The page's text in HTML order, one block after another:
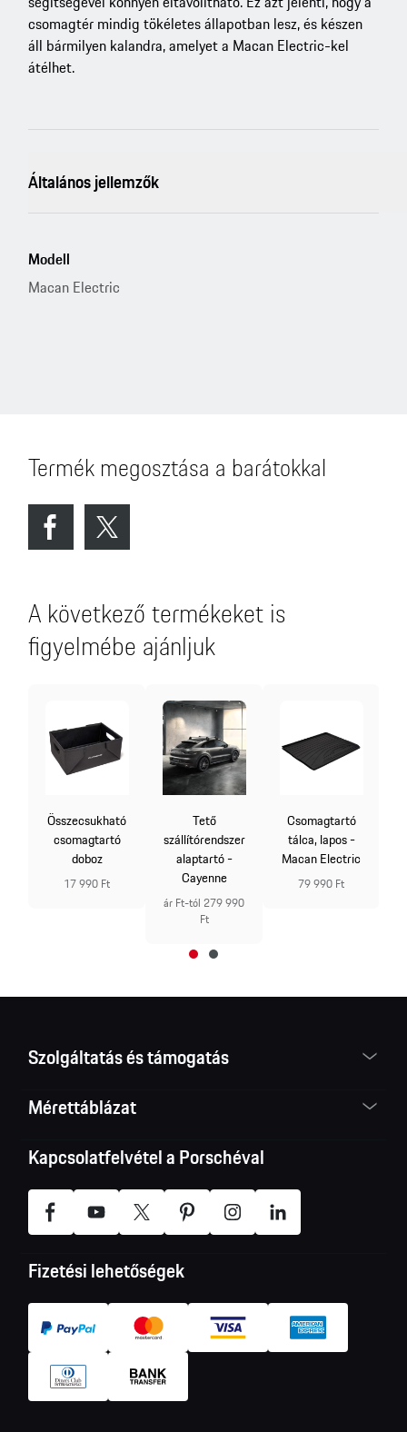
csomagtér mindig tökéletes állapotban lesz, és készen
áll bármilyen kalandra, amelyet a Macan Electric-kel
átélhet.
Általános jellemzők
Modell
Macan Electric
Termék megosztása a barátokkal
A következő termékeket is
figyelmébe ajánljuk
Összecsukható
csomagtartó
doboz
17 990 Ft
Tető
szállítórendszer
alaptartó -
Cayenne
ár Ft-tól 279 990
Ft
Csomagtartó
tálca, lapos -
Macan Electric
79 990 Ft
Szolgáltatás és támogatás
Mérettáblázat
Kapcsolatfelvétel a Porschéval
Fizetési lehetőségek